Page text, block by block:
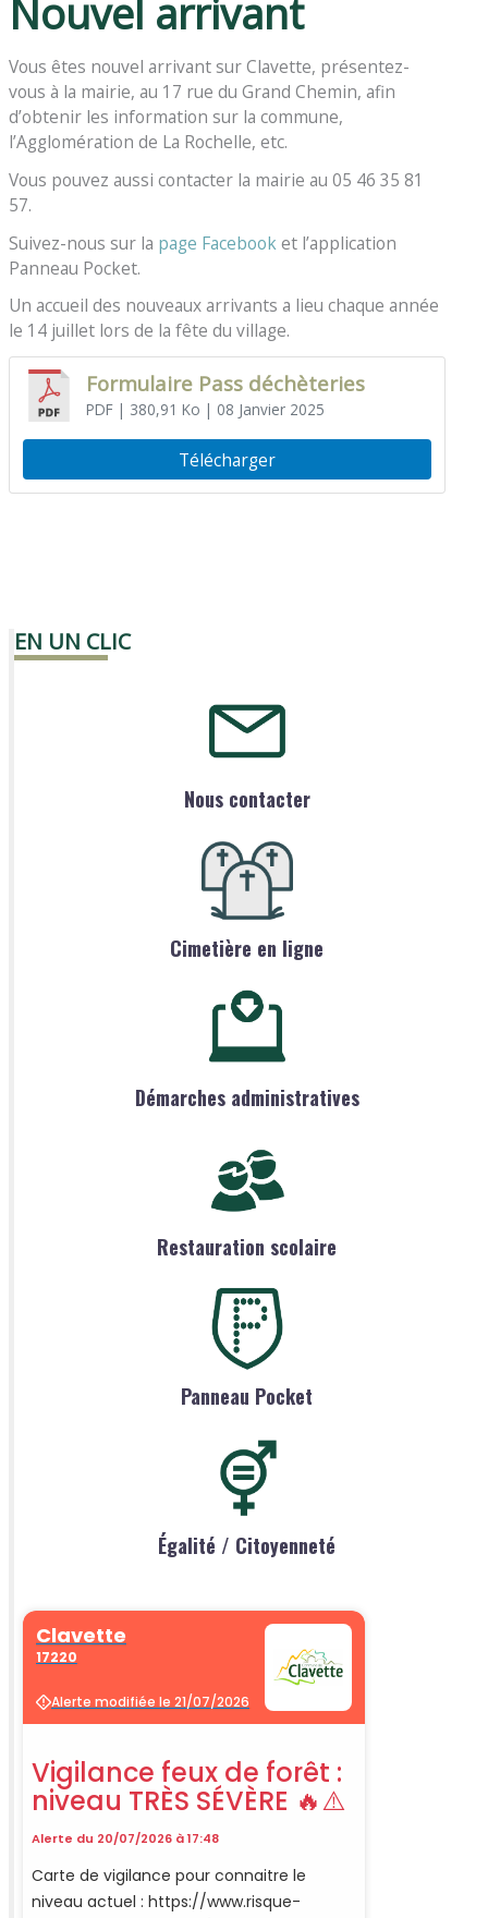
Nouvel arrivant
Vous êtes nouvel arrivant sur Clavette, présentez-
vous à la mairie, au 17 rue du Grand Chemin, afin
d’obtenir les information sur la commune,
l’Agglomération de La Rochelle, etc.
Vous pouvez aussi contacter la mairie au 05 46 35 81
57.
Suivez-nous sur la page Facebooket l’application
Panneau Pocket.
Un accueil des nouveaux arrivants a lieu chaque année
le 14 juillet lors de la fête du village.
Formulaire Pass déchèteries
PDF| 380,91 Ko | 08 Janvier 2025
Télécharger
EN UN CLIC
Nous contacter
Cimetière en ligne
Démarches administratives
Restauration scolaire
Panneau Pocket
Égalité / Citoyenneté